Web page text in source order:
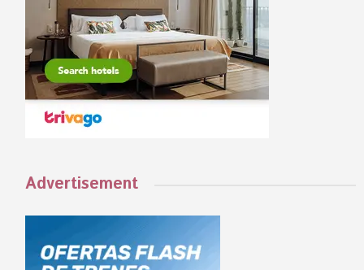
Advertisement